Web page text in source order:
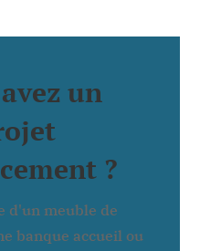
un
?
d'un meuble de
banque accueil ou